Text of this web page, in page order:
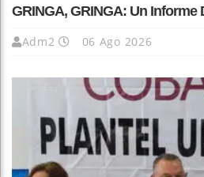
GRINGA, GRINGA: Un Informe
Adm2 06 Ago 2026